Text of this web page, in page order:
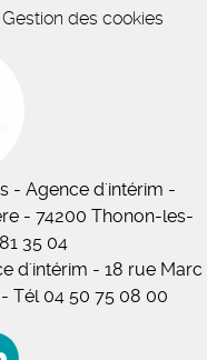
Gestion des cookies
- Agence d'intérim -
- 74200 Thonon-les-
35 04
d'intérim - 18 rue Marc
- Tél 04 50 75 08 00